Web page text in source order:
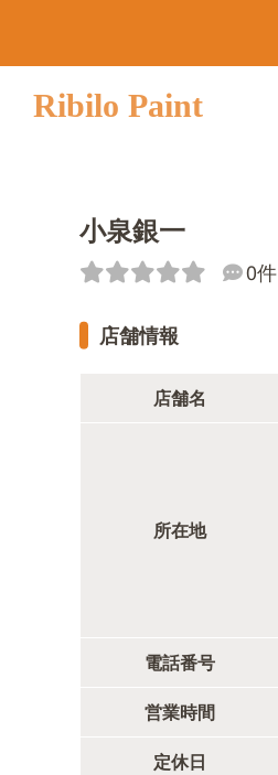
Ribilo Paint
小泉銀一
0件
店舗情報
店舗名
所在地
電話番号
営業時間
定休日